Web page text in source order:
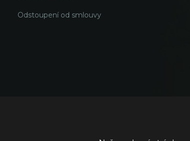
Odstoupení od smlouvy